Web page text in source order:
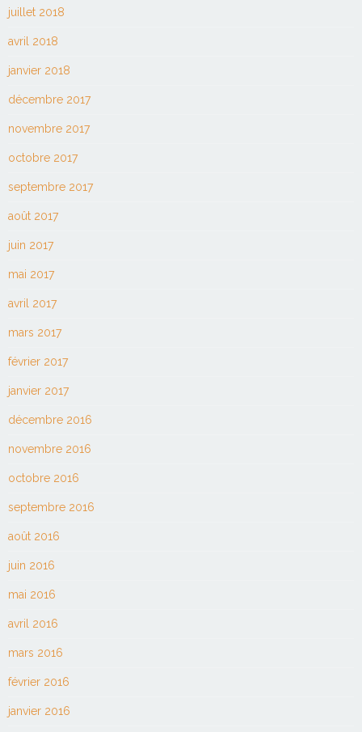
juillet 2018
avril 2018
janvier 2018
décembre 2017
novembre 2017
octobre 2017
septembre 2017
août 2017
juin 2017
mai 2017
avril 2017
mars 2017
février 2017
janvier 2017
décembre 2016
novembre 2016
octobre 2016
septembre 2016
août 2016
juin 2016
mai 2016
avril 2016
mars 2016
février 2016
janvier 2016